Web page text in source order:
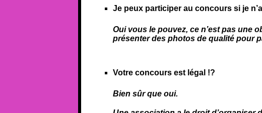
Je peux participer au concours si je
Oui vous le pouvez, ce n’est pas une
présenter des photos de qualité pour
Votre concours est légal !?
Bien sûr que oui.